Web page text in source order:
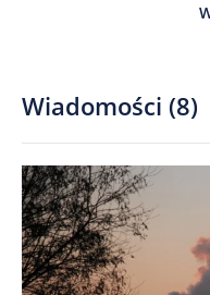
Wiadomości (8)